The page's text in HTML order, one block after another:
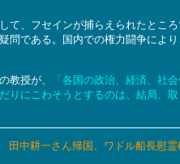
て、フセインが捕らえられたとこ
問である。国内での権力闘争によ
教授が、
「各国の政治、経済、社
りにこわそうとするのは、結局、
田中耕一さん帰国、ワドル船長慰